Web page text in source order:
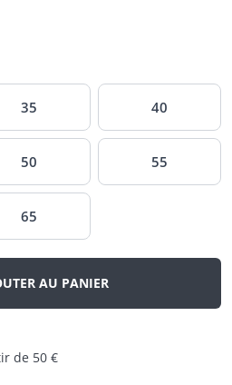
35 40
50 55
65
AU PANIER
de 50 €